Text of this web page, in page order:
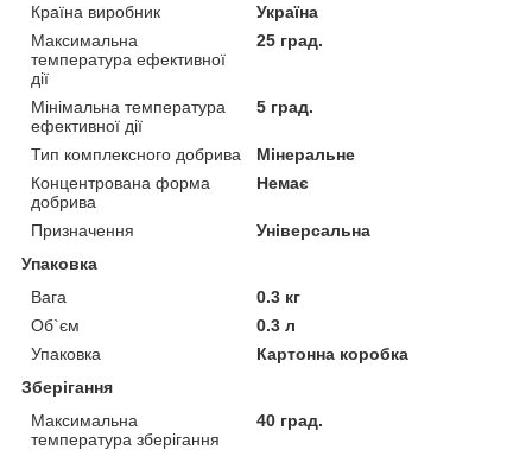
Країна виробник
Україна
Максимальна
температура ефективної
дії
25 град.
Мінімальна температура
ефективної дії
5 град.
Тип комплексного добрива
Мінеральне
Концентрована форма
добрива
Немає
Призначення
Універсальна
Упаковка
Вага
0.3 кг
Об`єм
0.3 л
Упаковка
Картонна коробка
Зберігання
Максимальна
температура зберігання
40 град.